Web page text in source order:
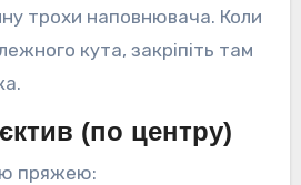
трохи наповнювача. Коли
кута, закріпіть там
(по центру)
пряжею: